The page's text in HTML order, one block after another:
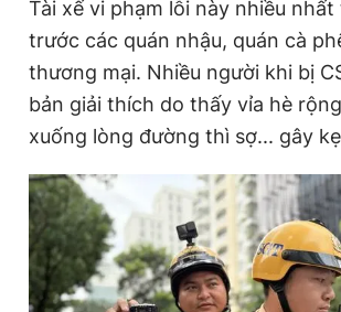
Tài xế vi phạm lỗi này nhiều
trước các quán nhậu, quán cà
thương mại. Nhiều người khi bị
bản giải thích do thấy vỉa hè
xuống lòng đường thì sợ... gây